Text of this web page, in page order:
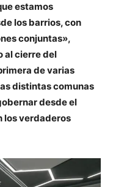
estamos
los barrios, con
conjuntas»,
al cierre del
de varias
distintas comunas
desde el
los verdaderos